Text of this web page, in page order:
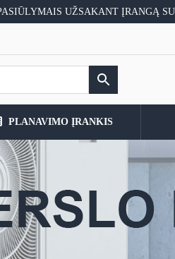
UŽSAKANT ĮRANGĄ
PLANAVIMO ĮRANKIS